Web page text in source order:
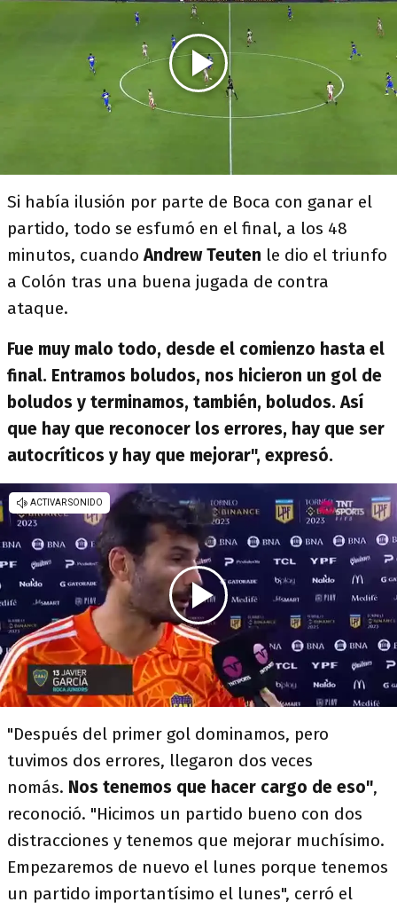
Si había ilusión por parte de Boca con ganar el
partido, todo se esfumó en el final, a los 48
minutos, cuandoAndrew Teuten le dio el triunfo
a Colón tras una buena jugada de contra
ataque.
Fue muy malo todo, desde el comienzo hasta el
final. Entramos boludos, nos hicieron un gol de
boludos y terminamos, también, boludos. Así
que hay que reconocer los errores, hay que ser
autocríticos y hay que mejorar", expresó.
"Después del primer gol dominamos, pero
tuvimos dos errores, llegaron dos veces
nomás. Nos tenemos que hacer cargo de eso",
reconoció. "Hicimos un partido bueno con dos
distracciones y tenemos que mejorar muchísimo.
Empezaremos de nuevo el lunes porque tenemos
un partido importantísimo el lunes", cerró el